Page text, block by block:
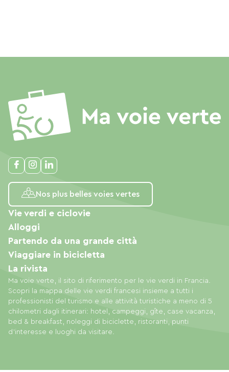
Nos plus belles voies vertes
Ma voie verte, il sito di riferimento per le vie verdi in Francia.
Scopri la mappa delle vie verdi francesi insieme a tutti i
professionisti del turismo e alle attività turistiche a meno di 5
chilometri dagli itinerari: hotel, campeggi, gîte, case vacanza,
bed & breakfast, noleggi di biciclette, ristoranti, punti
d'interesse e luoghi da visitare.
Vie verdi e ciclovie
Alloggi
Partendo da una grande città
Viaggiare in bicicletta
La rivista